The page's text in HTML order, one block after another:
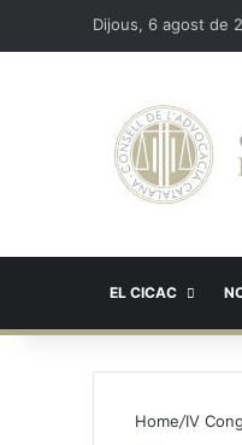
Dijous, 6 agost de
EL CICAC
Home/IV